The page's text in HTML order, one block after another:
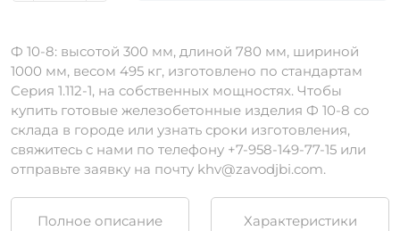
Ф 10-8: высотой 300 мм, длиной 780 мм, шириной
1000 мм, весом 495 кг, изготовлено по стандартам
Серия 1.112-1, на собственных мощностях. Чтобы
купить готовые железобетонные изделия Ф 10-8 со
склада в городе или узнать сроки изготовления,
свяжитесь с нами по телефону +7-958-149-77-15 или
отправьте заявку на почту khv@zavodjbi.com.
Полное описание Характеристики